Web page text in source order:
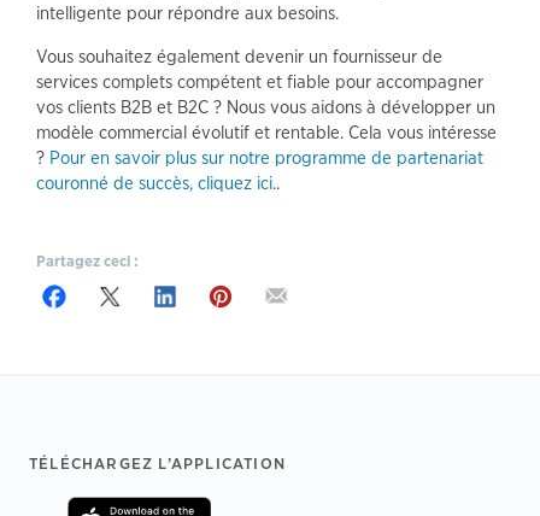
intelligente pour répondre aux besoins.
Vous souhaitez également devenir un fournisseur de
services complets compétent et fiable pour accompagner
vos clients B2B et B2C ? Nous vous aidons à développer un
modèle commercial évolutif et rentable. Cela vous intéresse
? Pour en savoir plus sur notre programme de partenariat
couronné de succès, cliquez ici..
Partagez ceci :
Footer
TÉLÉCHARGEZ L’APPLICATION